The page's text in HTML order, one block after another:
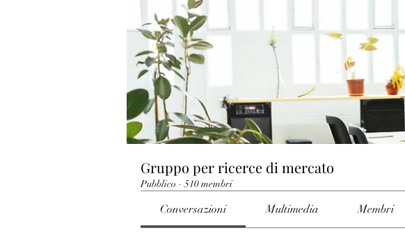
Gruppo per ricerce di mercato
Pubblico · 510 membri
Conversazioni Multimedia Membri